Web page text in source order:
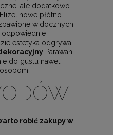
ale dodatkowo
płótno
widocznych
odpowiednie
estetyka odgrywa
Parawan
do gustu nawet
robić zakupy w